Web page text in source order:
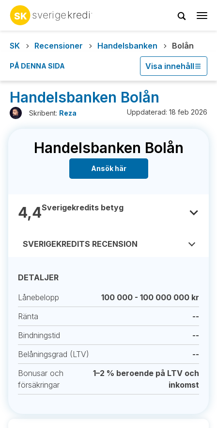
SK
Recensioner Handelsbanken Bolån
PÅ DENNA SIDA Visa innehåll
Handelsbanken Bolån
Skribent: Reza Uppdaterad: 18 feb 2026
Handelsbanken Bolån
Ansök här
4,4Sverigekredits betyg
SVERIGEKREDITS RECENSION
DETALJER
Lånebelopp
100 000 - 100 000 000 kr
Ränta
--
Bindningstid
--
Belåningsgrad (LTV)
--
Bonusar och
försäkringar
1–2 % beroende på LTV och
inkomst